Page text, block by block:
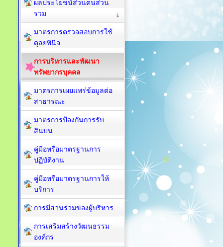
ผลประโยชน์ส่วนตนส่วน
รวม
มาตรการตรวจสอบการใช้
ดุลยพินิจ
การบริหารและพัฒนา
ทรัพยากรบุคคล
มาตรการเผยแพร่ข้อมูลต่อ
สาธารณะ
มาตรการป้องกันการรับ
สินบน
คู่มือหรือมาตรฐานการ
ปฏิบัติงาน
คู่มือหรือมาตรฐานการให้
บริการ
การมีส่วนร่วมของผู้บริหาร
การเสริมสร้างวัฒนธรรม
องค์กร